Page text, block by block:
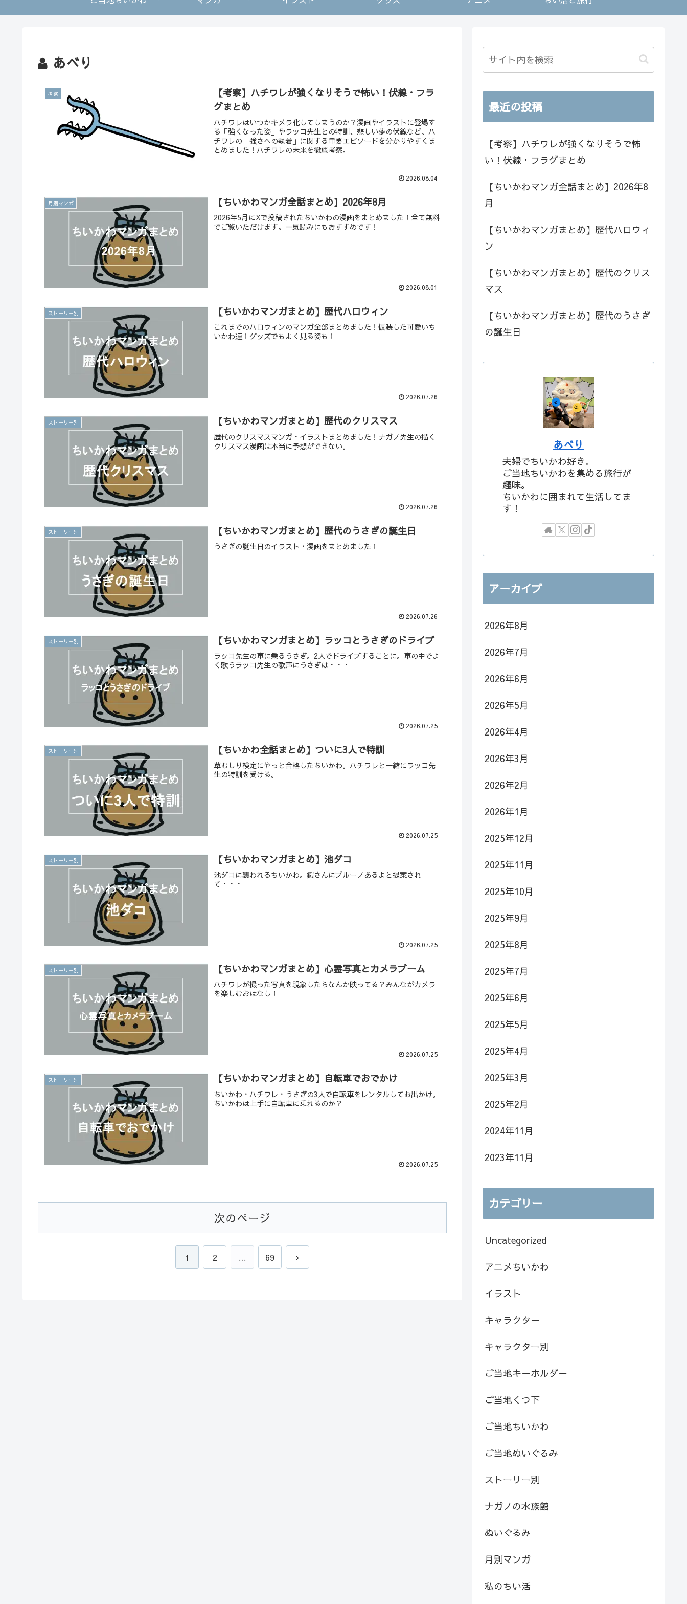
あべり
考察
【考察】ハチワレが強くなりそうで怖い！伏線・フラ
グまとめ
ハチワレはいつかキメラ化してしまうのか？漫画やイラストに登場す
る「強くなった姿」やラッコ先生との特訓、悲しい夢の伏線など、ハ
チワレの「強さへの執着」に関する重要エピソードを分かりやすくま
とめました！ハチワレの未来を徹底考察。
2026.08.04
月別マンガ 【ちいかわマンガ全話まとめ】2026年8月
2026年5月にXで投稿されたちいかわの漫画をまとめました！全て無料
でご覧いただけます。一気読みにもおすすめです！
2026.08.01
ストーリー別 【ちいかわマンガまとめ】歴代ハロウィン
これまでのハロウィンのマンガ全部まとめました！仮装した可愛いち
いかわ達！グッズでもよく見る姿も！
2026.07.26
ストーリー別 【ちいかわマンガまとめ】歴代のクリスマス
歴代のクリスマスマンガ・イラストまとめました！ナガノ先生の描く
クリスマス漫画は本当に予想ができない。
2026.07.26
ストーリー別 【ちいかわマンガまとめ】歴代のうさぎの誕生日
うさぎの誕生日のイラスト・漫画をまとめました！
2026.07.26
ストーリー別 【ちいかわマンガまとめ】ラッコとうさぎのドライブ
ラッコ先生の車に乗るうさぎ。2人でドライブすることに。車の中でよ
く歌うラッコ先生の歌声にうさぎは・・・
2026.07.25
ストーリー別 【ちいかわ全話まとめ】ついに3人で特訓
草むしり検定にやっと合格したちいかわ。ハチワレと一緒にラッコ先
生の特訓を受ける。
2026.07.25
ストーリー別 【ちいかわマンガまとめ】池ダコ
池ダコに襲われるちいかわ。鎧さんにブルーノあるよと提案され
て・・・
2026.07.25
ストーリー別 【ちいかわマンガまとめ】心霊写真とカメラブーム
ハチワレが撮った写真を現象したらなんか映ってる？みんながカメラ
を楽しむおはなし！
2026.07.25
ストーリー別 【ちいかわマンガまとめ】自転車でおでかけ
ちいかわ・ハチワレ・うさぎの3人で自転車をレンタルしてお出かけ。
ちいかわは上手に自転車に乗れるのか？
2026.07.25
次のページ
1 2 … 69
次
最近の投稿
【考察】ハチワレが強くなりそうで怖
い！伏線・フラグまとめ
【ちいかわマンガ全話まとめ】2026年8
月
【ちいかわマンガまとめ】歴代ハロウィ
ン
【ちいかわマンガまとめ】歴代のクリス
マス
【ちいかわマンガまとめ】歴代のうさぎ
の誕生日
あべり
夫婦でちいかわ好き。
ご当地ちいかわを集める旅行が
趣味。
ちいかわに囲まれて生活してま
す！
アーカイブ
2026年8月
2026年7月
2026年6月
2026年5月
2026年4月
2026年3月
2026年2月
2026年1月
2025年12月
2025年11月
2025年10月
2025年9月
2025年8月
2025年7月
2025年6月
2025年5月
2025年4月
2025年3月
2025年2月
2024年11月
2023年11月
カテゴリー
Uncategorized
アニメちいかわ
イラスト
キャラクター
キャラクター別
ご当地キーホルダー
ご当地くつ下
ご当地ちいかわ
ご当地ぬいぐるみ
ストーリー別
ナガノの水族館
ぬいぐるみ
月別マンガ
私のちい活